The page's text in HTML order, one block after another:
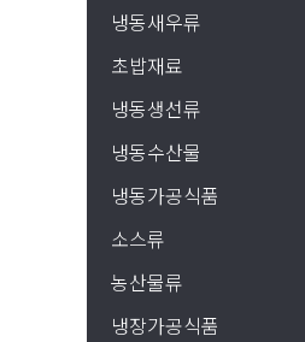
냉동새우류
초밥재료
냉동생선류
냉동수산물
냉동가공식품
소스류
농산물류
냉장가공식품